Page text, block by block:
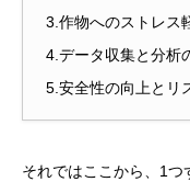
3.作物へのストレス
4.データ収集と分析
5.安全性の向上とリ
それではここから、1つ